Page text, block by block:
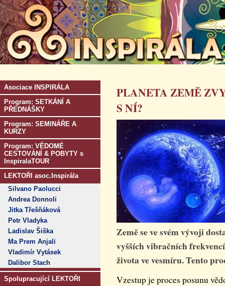
Asociace INSPIRÁLA
Program: SETKÁNÍ A
PŘEDNÁŠKY
Program: SEMINÁŘE A
KURZY
Program: VĚDOMÉ
CESTOVÁNÍ & POBYTY s
InspiralaTOUR
LEKTOŘI asoc.Inspirála
Silvano Paolucci
Andrea Donnoli
Jitka Třešňáková
Petr Vladyka
Ladislav Šiška
Ma Prem Anjali
Vladimír Vytásek
Dalibor Stach
Spolupracující LEKTOŘI
PLANETA ZEMĚ
S NÍ?
Země se ve svém vývoji
vyšších vibračních
života ve vesmíru. Tento
Vzestup je proces posunu